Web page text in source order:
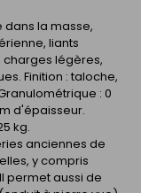
dans la masse,
liants
charges légères,
Finition : taloche,
: 0 
d'épaisseur.
kg.
anciennes de
y compris
permet aussi de